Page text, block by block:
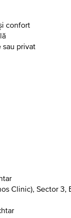
confort
privat
Clinic), Sector 3,